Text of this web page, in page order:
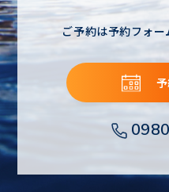
ご予約は予約フォ